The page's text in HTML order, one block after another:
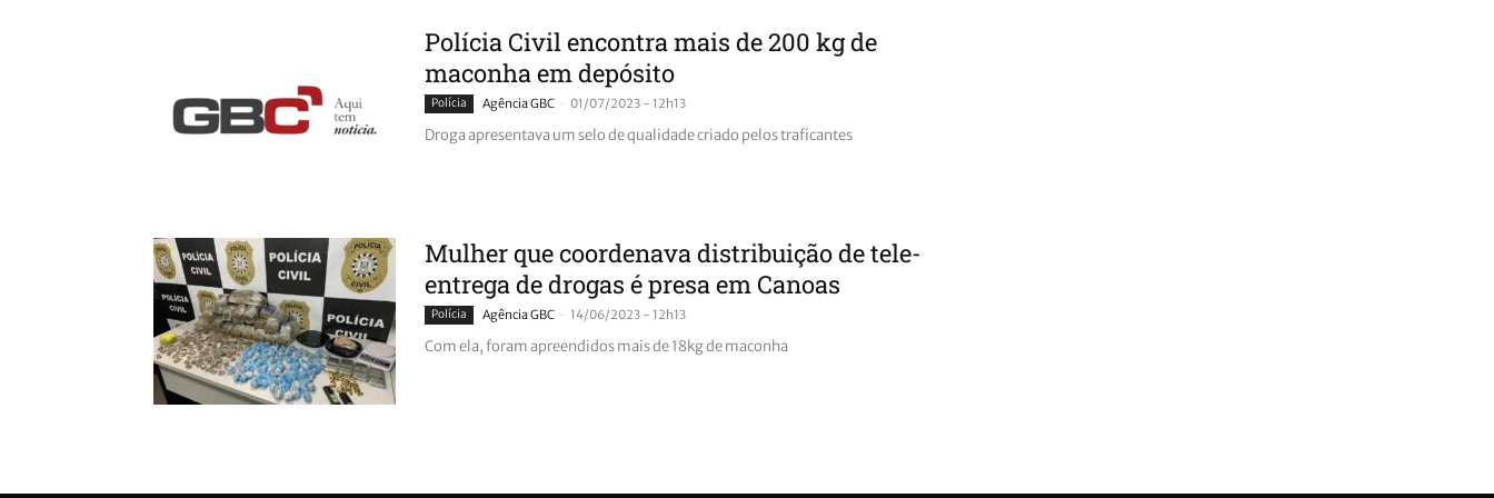
Polícia Civil encontra mais de 200 kg de
maconha em depósito
Polícia Agência GBC - 01/07/2023 - 12h13
Droga apresentava um selo de qualidade criado pelos traficantes
Mulher que coordenava distribuição de tele-
entrega de drogas é presa em Canoas
Polícia Agência GBC - 14/06/2023 - 12h13
Com ela, foram apreendidos mais de 18kg de maconha